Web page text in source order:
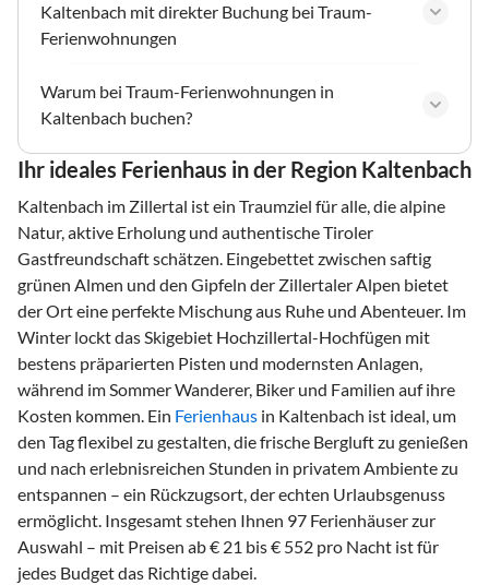
Kaltenbach mit direkter Buchung bei Traum-
Ferienwohnungen
Warum bei Traum-Ferienwohnungen in
Kaltenbach buchen?
Ihr ideales Ferienhaus in der Region Kaltenbach
Kaltenbach im Zillertal ist ein Traumziel für alle, die alpine
Natur, aktive Erholung und authentische Tiroler
Gastfreundschaft schätzen. Eingebettet zwischen saftig
grünen Almen und den Gipfeln der Zillertaler Alpen bietet
der Ort eine perfekte Mischung aus Ruhe und Abenteuer. Im
Winter lockt das Skigebiet Hochzillertal-Hochfügen mit
bestens präparierten Pisten und modernsten Anlagen,
während im Sommer Wanderer, Biker und Familien auf ihre
Kosten kommen. Ein Ferienhaus in Kaltenbach ist ideal, um
den Tag flexibel zu gestalten, die frische Bergluft zu genießen
und nach erlebnisreichen Stunden in privatem Ambiente zu
entspannen – ein Rückzugsort, der echten Urlaubsgenuss
ermöglicht. Insgesamt stehen Ihnen 97 Ferienhäuser zur
Auswahl – mit Preisen ab € 21 bis € 552 pro Nacht ist für
jedes Budget das Richtige dabei.